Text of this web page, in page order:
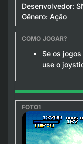
Desenvolvedor:
Gênero: Ação
Se os
use o